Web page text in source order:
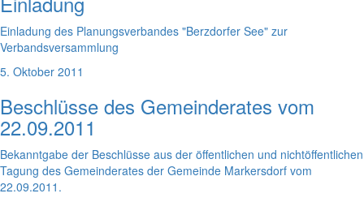
Einladung des Planungsverbandes "Berzdorfer See" zur
Verbandsversammlung
5. Oktober 2011
Beschlüsse des Gemeinderates vom
22.09.2011
Bekanntgabe der Beschlüsse aus der öffentlichen und nichtöffentlichen
Tagung des Gemeinderates der Gemeinde Markersdorf vom
22.09.2011.